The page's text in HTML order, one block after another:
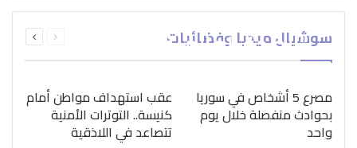
سوشيال ميديا وفضائيات الصفحةالصفحة
بمناسبة اليوم الدولي..
“الصحة العالمية” تؤكد
ضرورة اتباع نهج متكامل
لمواجهة إدمان المخدرات
مصرع 5 أشخاص في سوريا
بحوادث منفصلة خلال يوم
واحد
عقب استهداف مواطن أمام
كنيسة.. التوترات الأمنية
تتصاعد في اللاذقية